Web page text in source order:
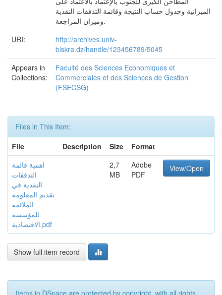
الميزانية وجدول حساب النتيجة وقائمة التدفقات النقدية
وميزان المراجعة.
URI:
http://archives.univ-
biskra.dz/handle/123456789/5045
Appears in
Collections:
Faculté des Sciences Economiques et
Commerciales et des Sciences de Gestion
(FSECSG)
Files in This Item:
File
Description Size
Format
اهمية قائمة
التدفقات
النقدية في
تقديم المعلومة
الملائمة
للمؤسسة
الاقتصادية.pdf
2,7
MB
Adobe
PDF
View/Open
Show full item record
Items in DSpace are protected by copyright, with all rights